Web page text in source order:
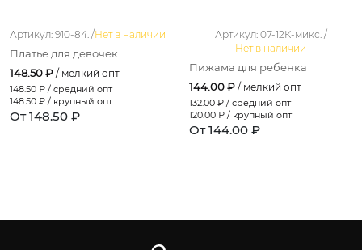
Артикул: 910-84. /Нет в наличии
Платье для девочек
148.50 ₽ / мелкий опт
148.50 ₽ / средний опт
148.50 ₽ / крупный опт
От 148.50 ₽
Артикул: 07-12К-микс. /
Нет в наличии
Пижама для ребенка
144.00 ₽ / мелкий опт
132.00 ₽ / средний опт
120.00 ₽ / крупный опт
От 144.00 ₽